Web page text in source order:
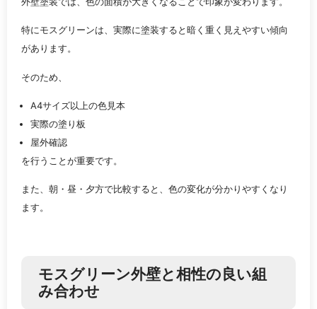
特にモスグリーンは、実際に塗装すると暗く重く見えやすい傾向
があります。
そのため、
A4サイズ以上の色見本
実際の塗り板
屋外確認
を行うことが重要です。
また、朝・昼・夕方で比較すると、色の変化が分かりやすくなり
ます。
モスグリーン外壁と相性の良い組
み合わせ